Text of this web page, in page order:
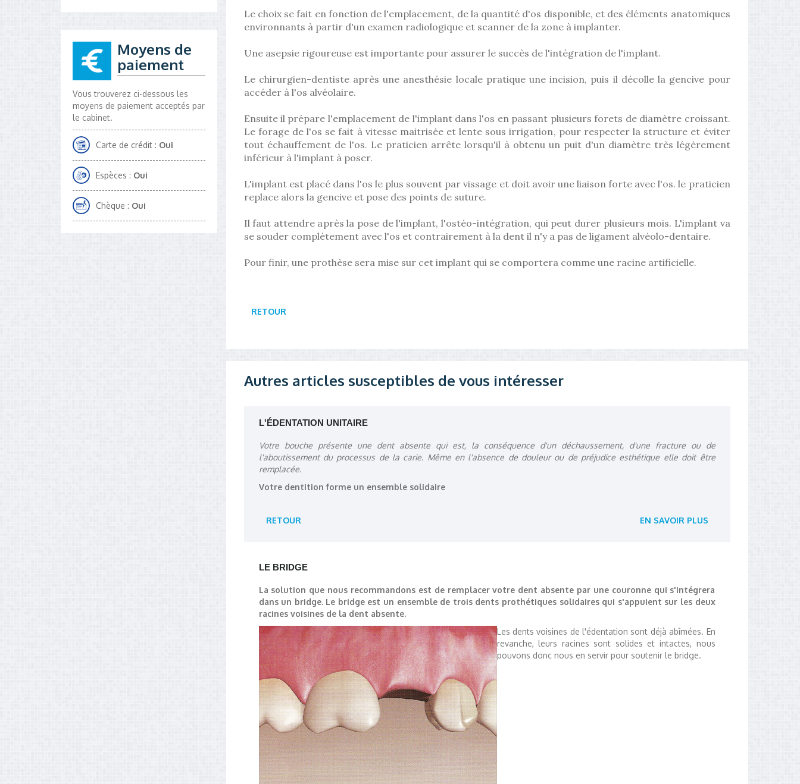
Moyens de
paiement
Vous trouverez ci-dessous les
moyens de paiement acceptés par
le cabinet.
Carte de crédit : Oui
Espèces : Oui
Chèque : Oui
Le choix se fait en fonction de l'emplacement, de la quantité d'os disponible, et des éléments anatomiques
environnants à partir d'un examen radiologique et scanner de la zone à implanter.
Une asepsie rigoureuse est importante pour assurer le succès de l'intégration de l'implant.
Le chirurgien-dentiste après une anesthésie locale pratique une incision, puis il décolle la gencive pour
accéder à l'os alvéolaire.
Ensuite il prépare l'emplacement de l'implant dans l'os en passant plusieurs forets de diamètre croissant.
Le forage de l'os se fait à vitesse maitrisée et lente sous irrigation, pour respecter la structure et éviter
tout échauffement de l'os. Le praticien arrête lorsqu'il à obtenu un puit d'un diamètre très légèrement
inférieur à l'implant à poser.
L'implant est placé dans l'os le plus souvent par vissage et doit avoir une liaison forte avec l'os. le praticien
replace alors la gencive et pose des points de suture.
Il faut attendre après la pose de l'implant, l'ostéo-intégration, qui peut durer plusieurs mois. L'implant va
se souder complètement avec l'os et contrairement à la dent il n'y a pas de ligament alvéolo-dentaire.
Pour finir, une prothèse sera mise sur cet implant qui se comportera comme une racine artificielle.
RETOUR
Autres articles susceptibles de vous intéresser
L'ÉDENTATION UNITAIRE
Votre bouche présente une dent absente qui est, la conséquence d'un déchaussement, d'une fracture ou de
l'aboutissement du processus de la carie. Même en l'absence de douleur ou de préjudice esthétique elle doit être
remplacée.
Votre dentition forme un ensemble solidaire
RETOUR EN SAVOIR PLUS
LE BRIDGE
La solution que nous recommandons est de remplacer votre dent absente par une couronne qui s'intégrera
dans un bridge. Le bridge est un ensemble de trois dents prothétiques solidaires qui s'appuient sur les deux
racines voisines de la dent absente.
Les dents voisines de l'édentation sont déjà abîmées. En
revanche, leurs racines sont solides et intactes, nous
pouvons donc nous en servir pour soutenir le bridge.